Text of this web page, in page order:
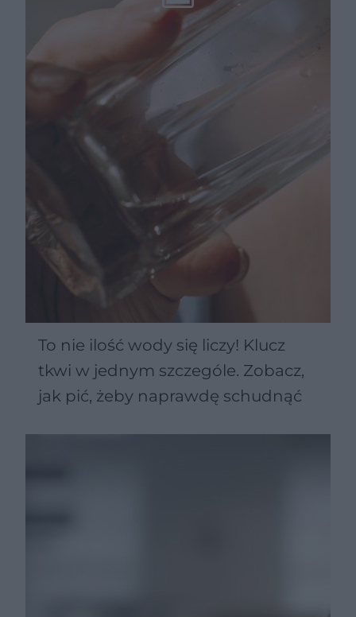
To nie ilość wody się liczy! Klucz
tkwi w jednym szczególe. Zobacz,
jak pić, żeby naprawdę schudnąć